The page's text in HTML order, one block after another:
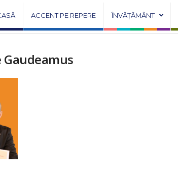
ACCENT PE REPERE ÎNVĂȚĂMÂNT